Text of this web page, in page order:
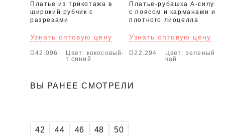
Платье из трикотажа в
широкий рубчик с
разрезами
Узнать оптовую цену
D42.096
Цвет: кокосовый-
т.синий
Платье-рубашка А-
с поясом и карманами из
плотного лиоцелла
Узнать оптовую цену
D22.294
Цвет: зеленый
чай
ВЫ РАНЕЕ СМОТРЕЛИ
42 44 46 48 50